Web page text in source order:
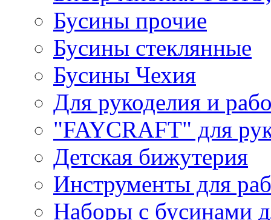
Бусины прочие
Бусины стеклянные
Бусины Чехия
Для рукоделия и
"FAYCRAFT" для
Детская бижутерия
Инструменты для
Наборы с бусинами